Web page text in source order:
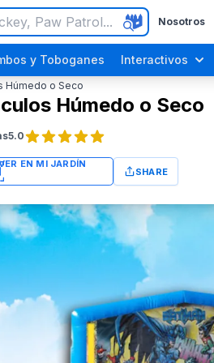
Nosotros
y Toboganes Interactivos
Húmedo o Seco
Húmedo o Seco
5.0
SHARE